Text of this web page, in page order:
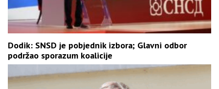
Dodik: SNSD je pobjednik izbora; Glavni odbor
podržao sporazum koalicije